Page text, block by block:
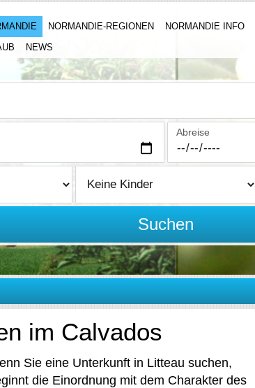
NORMANDIE-REGIONEN
NORMANDIE INFO
NEWS
Abreise
Suchen
im Calvados
Sie eine Unterkunft in Litteau suchen,
die Einordnung mit dem Charakter des